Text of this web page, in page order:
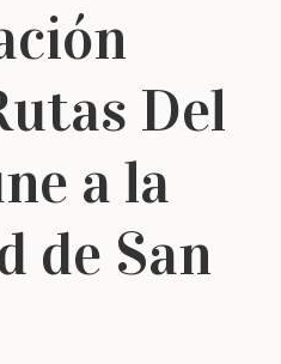
Del
a la
de San